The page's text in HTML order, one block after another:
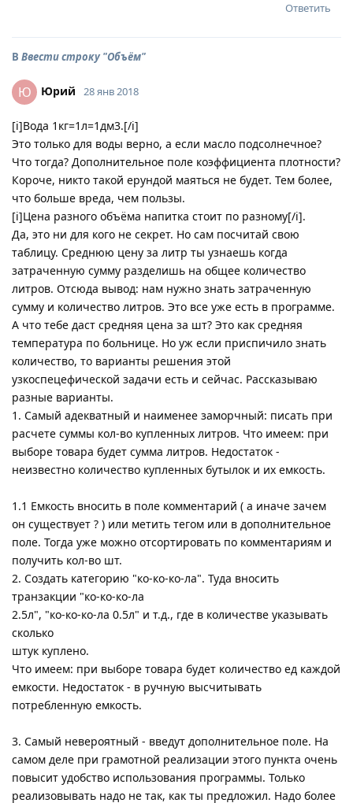
Ответить
В Ввести строку "Объём"
Ю Юрий 28 янв 2018
[i]Вода 1кг=1л=1дм3.[/i]
Это только для воды верно, а если масло подсолнечное?
Что тогда? Дополнительное поле коэффициента плотности?
Короче, никто такой ерундой маяться не будет. Тем более,
что больше вреда, чем пользы.
[i]Цена разного объёма напитка стоит по разному[/i].
Да, это ни для кого не секрет. Но сам посчитай свою
таблицу. Среднюю цену за литр ты узнаешь когда
затраченную сумму разделишь на общее количество
литров. Отсюда вывод: нам нужно знать затраченную
сумму и количество литров. Это все уже есть в программе.
А что тебе даст средняя цена за шт? Это как средняя
температура по больнице. Но уж если приспичило знать
количество, то варианты решения этой
узкоспецефической задачи есть и сейчас. Рассказываю
разные варианты.
1. Самый адекватный и наименее заморчный: писать при
расчете суммы кол-во купленных литров. Что имеем: при
выборе товара будет сумма литров. Недостаток -
неизвестно количество купленных бутылок и их емкость.
1.1 Емкость вносить в поле комментарий ( а иначе зачем
он существует ? ) или метить тегом или в дополнительное
поле. Тогда уже можно отсортировать по комментариям и
получить кол-во шт.
2. Создать категорию "ко-ко-ко-ла". Туда вносить
транзакции "ко-ко-ко-ла
2.5л", "ко-ко-ко-ла 0.5л" и т.д., где в количестве указывать
сколько
штук куплено.
Что имеем: при выборе товара будет количество ед каждой
емкости. Недостаток - в ручную высчитывать
потребленную емкость.
3. Самый невероятный - введут дополнительное поле. На
самом деле при грамотной реализации этого пункта очень
повысит удобство использования программы. Только
реализовывать надо не так, как ты предложил. Надо более